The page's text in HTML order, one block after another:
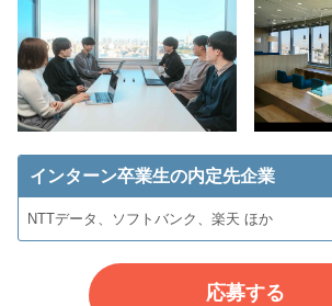
インターン卒業生の内定先企業
NTTデータ、ソフトバンク、楽天 ほか
応募する